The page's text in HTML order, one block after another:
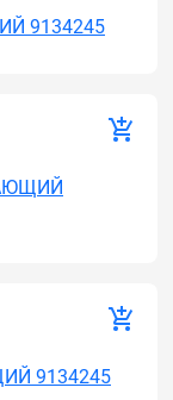
9134245
9134245